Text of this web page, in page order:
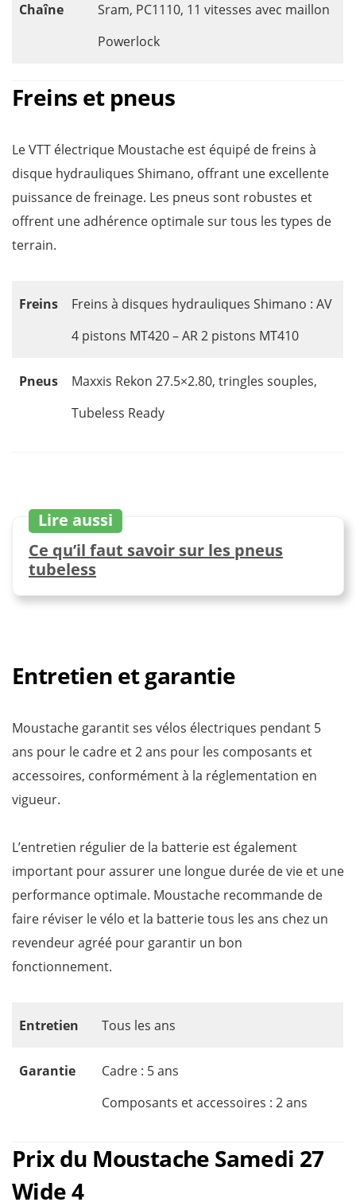
Chaîne
Sram, PC1110, 11 vitesses avec maillon
Powerlock
Freins et pneus
Le VTT électrique Moustache est équipé de freins à
disque hydrauliques Shimano, offrant une excellente
puissance de freinage. Les pneus sont robustes et
offrent une adhérence optimale sur tous les types de
terrain.
Freins
Freins à disques hydrauliques Shimano : AV
4 pistons MT420 – AR 2 pistons MT410
Pneus
Maxxis Rekon 27.5×2.80, tringles souples,
Tubeless Ready
Lire aussi
Ce qu’il faut savoir sur les pneus
tubeless
Entretien et garantie
Moustache garantit ses vélos électriques pendant 5
ans pour le cadre et 2 ans pour les composants et
accessoires, conformément à la réglementation en
vigueur.
L’entretien régulier de la batterie est également
important pour assurer une longue durée de vie et une
performance optimale. Moustache recommande de
faire réviser le vélo et la batterie tous les ans chez un
revendeur agréé pour garantir un bon
fonctionnement.
Entretien Tous les ans
Garantie
Cadre : 5 ans
Composants et accessoires : 2 ans
Prix du Moustache Samedi 27
Wide 4